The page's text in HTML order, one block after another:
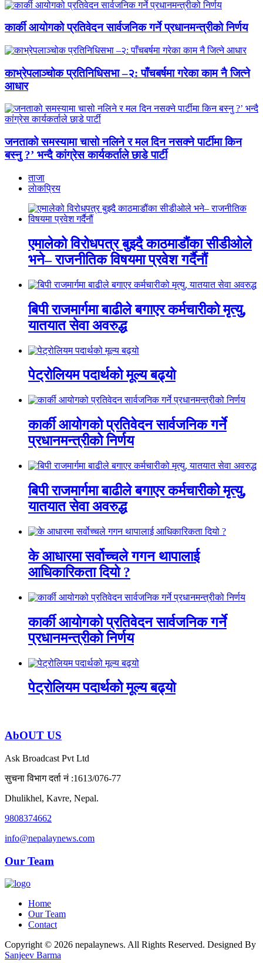
कार्की आयोगको प्रतिवेदन सार्वजनिक गर्ने प्रधानमन्त्रीको निर्णय
काभ्रेपलाञ्चोक प्रतिनिधिसभा –२: पाँचबर्षमा गरेका काम नै जित्ने
आधार
जनताको समस्यामा चासो नलिने र मल दिन नसक्ने पार्टीमा किन
बस्नु ?’ भन्दै कांग्रेस कार्यकर्ताले छाडे पार्टी
ताजा
लाेकप्रिय
एमालेको विरोधपत्र बुझ्दै काठमाडौंका सीडीओले
भने– राजनीतिक विषयमा प्रवेश गर्दैनौं
बिपी राजमार्गमा बाढीले बगाएर कर्मचारीको मृत्यु,
यातयात सेवा अवरुद्ध
पेट्रोलियम पदार्थको मूल्य बढ्यो
कार्की आयोगको प्रतिवेदन सार्वजनिक गर्ने
प्रधानमन्त्रीको निर्णय
बिपी राजमार्गमा बाढीले बगाएर कर्मचारीको मृत्यु,
यातयात सेवा अवरुद्ध
के आधारमा सर्वोच्चले गगन थापालाई
आधिकारिकता दियो ?
कार्की आयोगको प्रतिवेदन सार्वजनिक गर्ने
प्रधानमन्त्रीको निर्णय
पेट्रोलियम पदार्थको मूल्य बढ्यो
AbOUT US
Ask Broadcast Pvt Ltd
सुचना विभाग दर्ता नं :1613/076-77
Dhulikhel, Kavre, Nepal.
9808374662
info@nepalaynews.com
Our Team
Home
Our Team
Contact
Copyright © 2026 nepalaynews. All Rights Reserved. Designed By
Sanjeev Barma